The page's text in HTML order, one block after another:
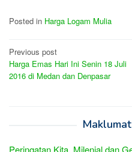
Posted in Harga Logam Mulia
Post
navigation
Previous post
Harga Emas Hari Ini Senin 18 Juli
2016 di Medan dan Denpasar
Peringatan Kita, Milenial dan